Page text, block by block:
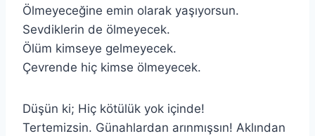
Ölmeyeceğine emin olarak yaşıyorsun.
Sevdiklerin de ölmeyecek.
Ölüm kimseye gelmeyecek.
Çevrende hiç kimse ölmeyecek.
Düşün ki; Hiç kötülük yok içinde!
Tertemizsin. Günahlardan arınmışsın! Aklından